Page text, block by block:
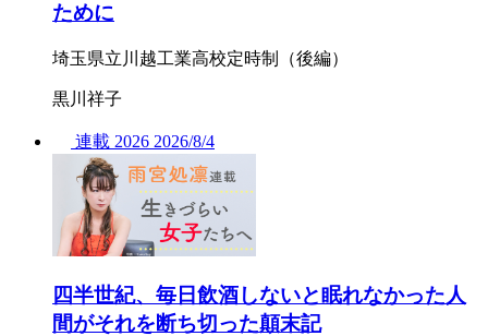
ために
埼玉県立川越工業高校定時制（後編）
黒川祥子
連載 2026 2026/8/4
四半世紀、毎日飲酒しないと眠れなかった人
間がそれを断ち切った顛末記